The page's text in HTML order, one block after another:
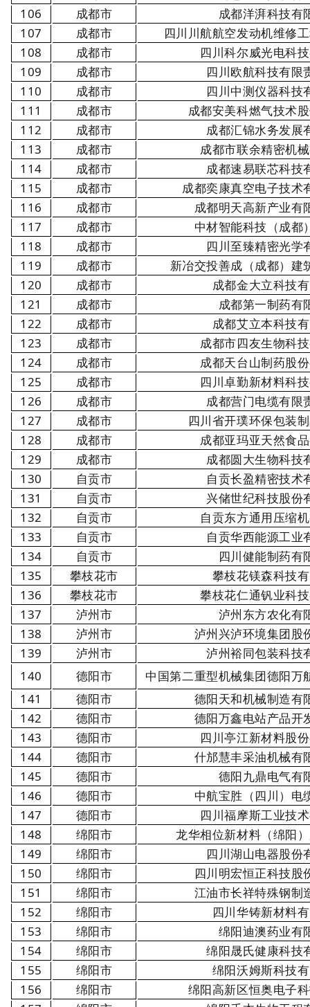
106 成都市 成都洋湃科技有
107 成都市 四川川航航空发动机维修
108 成都市 四川科尔威光电科
109 成都市 四川欧航科技有限
110 成都市 四川中测仪器科技
111 成都市 成都安美科燃气技术
112 成都市 成都汇锦水务发展
113 成都市 成都市联余精密机
114 成都市 成都速易联芯科技
115 成都市 成都奕康真空电子技术
116 成都市 成都明天高新产业有
117 成都市 中材智能科技（成都
118 成都市 四川至臻精密光学
119 成都市 新冶交投善成（成都）建
120 成都市 成都金大立科技
121 成都市 成都第一制药有
122 成都市 成都艾立本科技
123 成都市 成都市四友生物科
124 成都市 成都天台山制药股
125 成都市 四川卓勤新材料科
126 成都市 成都营门电缆有限
127 成都市 四川省开璞环保包装
128 成都市 成都亚玛亚天然食
129 成都市 成都圆大生物科技
130 自贡市 自贡长盈精密技术
131 自贡市 兴储世纪科技股份
132 自贡市 自贡东方通用压缩
133 自贡市 自贡华西能源工业
134 自贡市 四川健能制药有
135 攀枝花市 攀枝花镁森科技
136 攀枝花市 攀枝花仁通钒业科
137 泸州市 泸州东方农化有
138 泸州市 泸州兴泸环境集团股
139 泸州市 泸州裕同包装科技
140 德阳市 中国第二重型机械集团德阳万
141 德阳市 德阳天和机械制造有
142 德阳市 德阳万鑫电站产品开
143 德阳市 四川亭江新材料股
144 德阳市 什邡慧丰采油机械有
145 德阳市 德阳九鼎电气有
146 德阳市 中航宝胜（四川）电
147 德阳市 四川福摩斯工业技
148 绵阳市 龙华相位新材料（绵阳
149 绵阳市 四川湖山电器股份
150 绵阳市 四川明宏恒正科技股
151 绵阳市 江油市长祥特殊钢制
152 绵阳市 四川华铸新材料
153 绵阳市 绵阳迪澳药业有
154 绵阳市 绵阳晟氏健康科技
155 绵阳市 绵阳沃姆斯科技
156 绵阳市 绵阳高新区恒奥电子